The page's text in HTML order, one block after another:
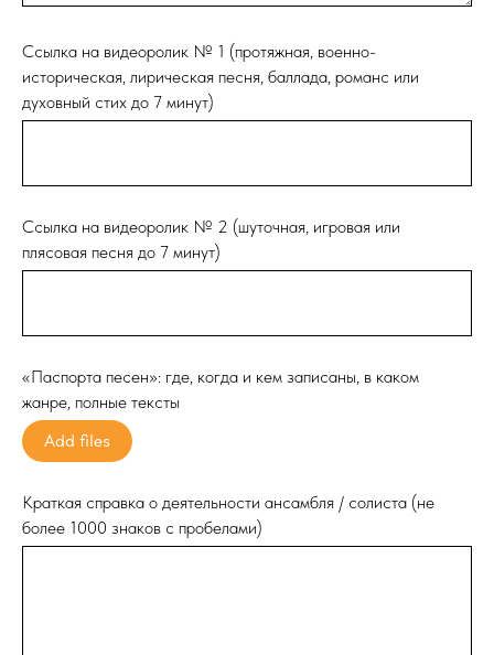
Ссылка на видеоролик № 1 (протяжная, военно-
историческая, лирическая песня, баллада, романс или
духовный стих до 7 минут)
Ссылка на видеоролик № 2 (шуточная, игровая или
плясовая песня до 7 минут)
«Паспорта песен»: где, когда и кем записаны, в каком
жанре, полные тексты
Add files
Краткая справка о деятельности ансамбля / солиста (не
более 1000 знаков с пробелами)